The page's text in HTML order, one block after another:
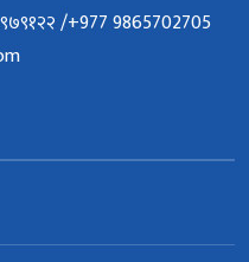
/+977 9865702705